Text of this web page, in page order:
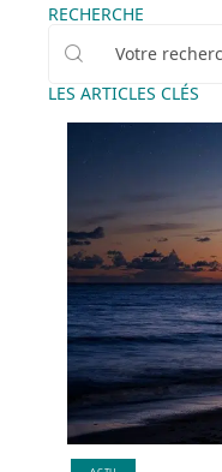
RECHERCHE
LES ARTICLES CLÉS